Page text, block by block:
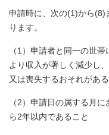
申請時に、次の(1)から(8)
ります。
（1）申請者と同一の世
より収入が著しく減少し
又は喪失するおそれがあ
（2）申請日の属する月
ら2年以内であること